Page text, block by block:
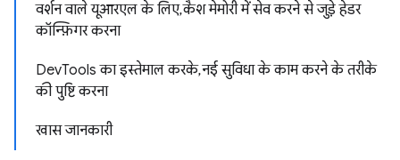
वर्शन वाले यूआरएल के लिए, कैश मेमोरी में सेव करने से जुड़े हेडर
कॉन्फ़िगर करना
DevTools का इस्तेमाल करके, नई सुविधा के काम करने के तरीके
की पुष्टि करना
खास जानकारी